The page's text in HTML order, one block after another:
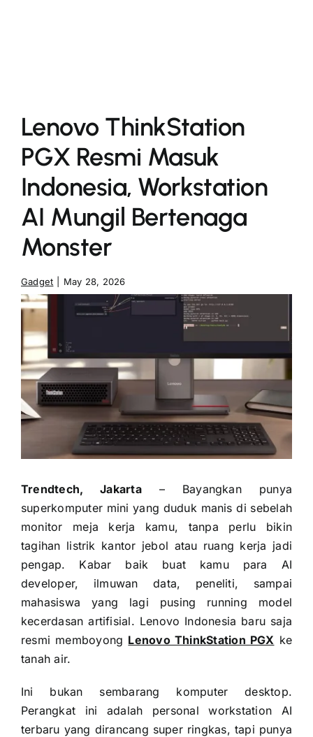
Lenovo ThinkStation
PGX Resmi Masuk
Indonesia, Workstation
AI Mungil Bertenaga
Monster
Gadget May 28, 2026
Trendtech, Jakarta– Bayangkan punya
superkomputer mini yang duduk manis di sebelah
monitor meja kerja kamu, tanpa perlu bikin
tagihan listrik kantor jebol atau ruang kerja jadi
pengap. Kabar baik buat kamu para AI
developer, ilmuwan data, peneliti, sampai
mahasiswa yang lagi pusing running model
kecerdasan artifisial. Lenovo Indonesia baru saja
resmi memboyong Lenovo ThinkStation PGX ke
tanah air.
Ini bukan sembarang komputer desktop.
Perangkat ini adalah personal workstation AI
terbaru yang dirancang super ringkas, tapi punya